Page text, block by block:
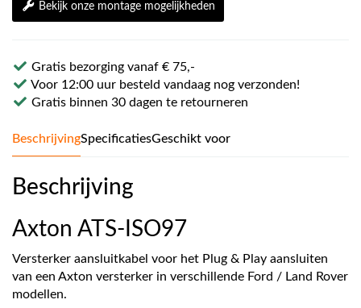
Bekijk onze montage mogelijkheden
Gratis bezorging vanaf € 75,-
Voor 12:00 uur besteld vandaag nog verzonden!
Gratis binnen 30 dagen te retourneren
BeschrijvingSpecificatiesGeschikt voor
Beschrijving
Axton ATS-ISO97
Versterker aansluitkabel voor het Plug & Play aansluiten
van een Axton versterker in verschillende Ford / Land Rover
modellen.